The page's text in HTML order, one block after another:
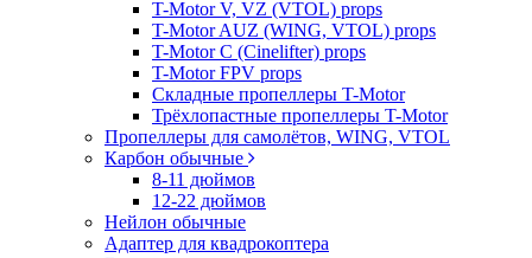
T-Motor V, VZ (VTOL) props
T-Motor AUZ (WING, VTOL) props
T-Motor C (Cinelifter) props
T-Motor FPV props
Складные пропеллеры T-Motor
Трёхлопастные пропеллеры T-Motor
Пропеллеры для самолётов, WING, VTOL
Карбон обычные
8-11 дюймов
12-22 дюймов
Нейлон обычные
Адаптер для квадрокоптера